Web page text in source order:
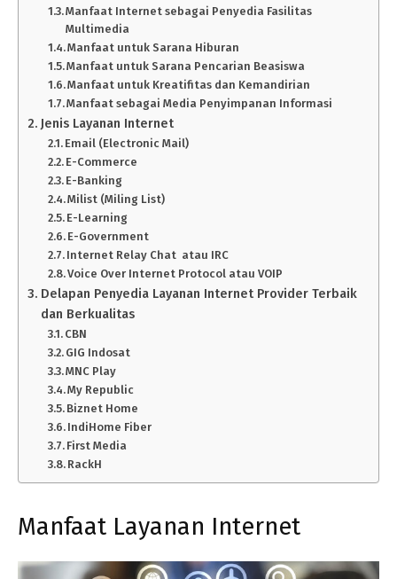
Manfaat Internet sebagai Penyedia Fasilitas
Multimedia
Manfaat untuk Sarana Hiburan
Manfaat untuk Sarana Pencarian Beasiswa
Manfaat untuk Kreatifitas dan Kemandirian
Manfaat sebagai Media Penyimpanan Informasi
Jenis Layanan Internet
Email (Electronic Mail)
E-Commerce
E-Banking
Milist (Miling List)
E-Learning
E-Government
Internet Relay Chat atau IRC
Voice Over Internet Protocol atau VOIP
Delapan Penyedia Layanan Internet Provider Terbaik
dan Berkualitas
CBN
GIG Indosat
MNC Play
My Republic
Biznet Home
IndiHome Fiber
First Media
RackH
Manfaat Layanan Internet